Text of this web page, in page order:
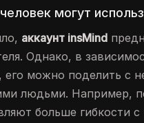
могут
аккаунт insMind
Однако, в
его можно поделить с
людьми. Например,
больше гибкости